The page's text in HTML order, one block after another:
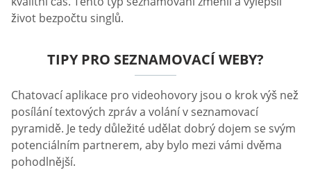
život bezpočtu singlů.
TIPY PRO SEZNAMOVACÍ WEBY?
Chatovací aplikace pro videohovory jsou o krok výš než
posílání textových zpráv a volání v seznamovací
pyramidě. Je tedy důležité udělat dobrý dojem se svým
potenciálním partnerem, aby bylo mezi vámi dvěma
pohodlnější.